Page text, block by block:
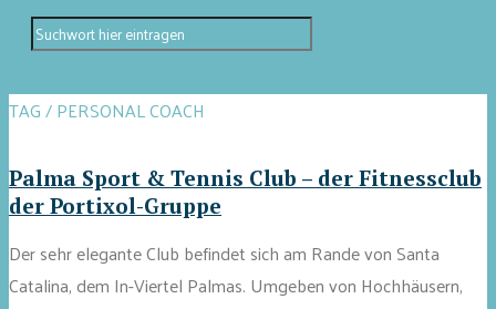
TAG / PERSONAL COACH
Palma Sport & Tennis Club – der Fitnessclub
der Portixol-Gruppe
Der sehr elegante Club befindet sich am Rande von Santa
Catalina, dem In-Viertel Palmas. Umgeben von Hochhäusern,